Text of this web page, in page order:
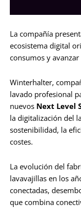
La compañía
ecosistema digital
consumos y
Winterhalter,
lavado profesional
nuevos Next Level
la digitalización del
sostenibilidad, la
costes.
La evolución del
lavavajillas en los
conectadas,
que combina